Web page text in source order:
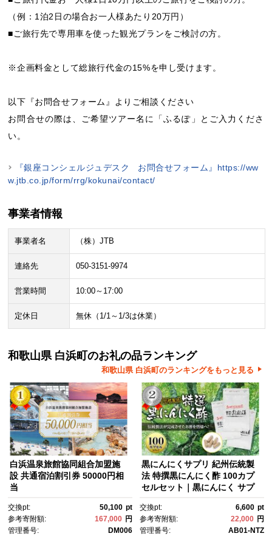
（例：1泊2日の場合お一人様あたり20万円）
■ご旅行先で専用車を使った観光プランをご検討の方。
※企画料金として総旅行代金の15%を申し受けます。
以下『お問合せフォーム』よりご相談ください
お問合せの際は、ご希望ツアー名に「ふるぽ」とご入力くださ
い。
『銀座コンシェルジュデスク お問合せフォーム』https://ww
w.jtb.co.jp/form/rrg/kokunai/contact/
事業者情報
事業者名 （株）JTB
連絡先 050-3151-9974
営業時間 10:00～17:00
定休日 無休（1/1～1/3は休業）
和歌山県 白浜町のお礼の品ランキング
和歌山県 白浜町のランキングをもっと見る
白浜温泉旅館協同組合加盟施
設 共通宿泊割引券 50000円相
当
交換pt: 50,100 pt
参考寄附額:
167,000 円
管理番号:
DM006
黒にんにくサプリ 紀州伝統製
法 特撰黒にんにく酢 100カプ
セルセット｜黒にんにく サプ
にく酢 カプセル 健康食品 発酵
食品 免疫力 美容 健康維持 疲労
回復 抗酸化作用 ビタミン サポ
交換pt: 6,600 pt
参考寄附額:
22,000 円
管理番号:
AB01-NTZ